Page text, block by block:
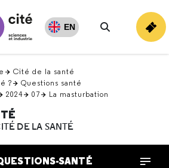
EN
Rechercher
Cité de la santé
?
Questions santé
2024 07 La masturbation
DE LA SANTÉ
SANTÉ